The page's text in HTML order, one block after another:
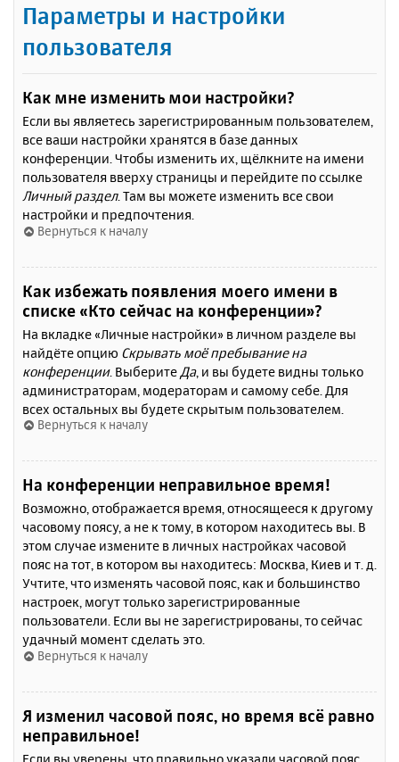
Параметры и настройки
пользователя
Как мне изменить мои настройки?
Если вы являетесь зарегистрированным пользователем,
все ваши настройки хранятся в базе данных
конференции. Чтобы изменить их, щёлкните на имени
пользователя вверху страницы и перейдите по ссылке
Личный раздел. Там вы можете изменить все свои
настройки и предпочтения.
Вернуться к началу
Как избежать появления моего имени в
списке «Кто сейчас на конференции»?
На вкладке «Личные настройки» в личном разделе вы
найдёте опцию Скрывать моё пребывание на
конференции. Выберите Да, и вы будете видны только
администраторам, модераторам и самому себе. Для
всех остальных вы будете скрытым пользователем.
Вернуться к началу
На конференции неправильное время!
Возможно, отображается время, относящееся к другому
часовому поясу, а не к тому, в котором находитесь вы. В
этом случае измените в личных настройках часовой
пояс на тот, в котором вы находитесь: Москва, Киев и т. д.
Учтите, что изменять часовой пояс, как и большинство
настроек, могут только зарегистрированные
пользователи. Если вы не зарегистрированы, то сейчас
удачный момент сделать это.
Вернуться к началу
Я изменил часовой пояс, но время всё равно
неправильное!
Если вы уверены, что правильно указали часовой пояс,